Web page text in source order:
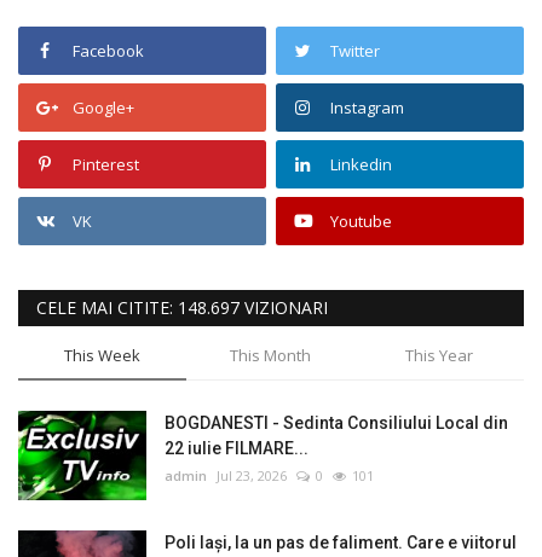
Facebook Twitter
Google+ Instagram
Pinterest Linkedin
VK Youtube
CELE MAI CITITE: 148.697 VIZIONARI
This Week This Month This Year
BOGDANESTI - Sedinta Consiliului Local din
22 iulie FILMARE...
admin Jul 23, 2026 0 101
Poli Iași, la un pas de faliment. Care e viitorul